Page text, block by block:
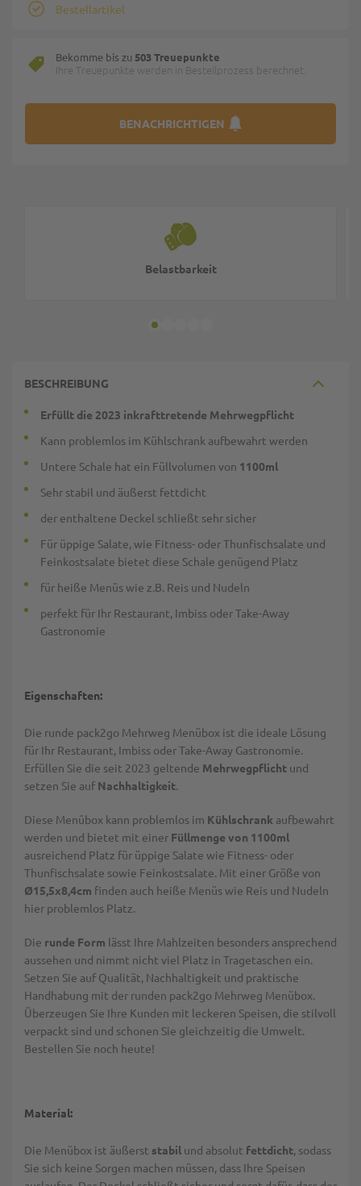
Bestellartikel
Bekomme bis zu 503 Treuepunkte
Ihre Treuepunkte werden in Bestellprozess berechnet.
BENACHRICHTIGEN
Belastbarkeit
BESCHREIBUNG
Erfüllt die 2023 inkrafttretende Mehrwegpflicht
Kann problemlos im Kühlschrank aufbewahrt werden
Untere Schale hat ein Füllvolumen von 1100ml
Sehr stabil und äußerst fettdicht
der enthaltene Deckel schließt sehr sicher
Für üppige Salate, wie Fitness- oder Thunfischsalate und
Feinkostsalate bietet diese Schale genügend Platz
für heiße Menüs wie z.B. Reis und Nudeln
perfekt für Ihr Restaurant, Imbiss oder Take-Away
Gastronomie
Eigenschaften:
Die runde pack2go Mehrweg Menübox ist die ideale Lösung
für Ihr Restaurant, Imbiss oder Take-Away Gastronomie.
Erfüllen Sie die seit 2023 geltende Mehrwegpflicht und
setzen Sie auf Nachhaltigkeit.
Diese Menübox kann problemlos im Kühlschrank aufbewahrt
werden und bietet mit einer Füllmenge von 1100ml
ausreichend Platz für üppige Salate wie Fitness- oder
Thunfischsalate sowie Feinkostsalate. Mit einer Größe von
Ø15,5x8,4cm finden auch heiße Menüs wie Reis und Nudeln
hier problemlos Platz.
Die runde Form lässt Ihre Mahlzeiten besonders ansprechend
aussehen und nimmt nicht viel Platz in Tragetaschen ein.
Setzen Sie auf Qualität, Nachhaltigkeit und praktische
Handhabung mit der runden pack2go Mehrweg Menübox.
Überzeugen Sie Ihre Kunden mit leckeren Speisen, die stilvoll
verpackt sind und schonen Sie gleichzeitig die Umwelt.
Bestellen Sie noch heute!
Material:
Die Menübox ist äußerst stabil und absolut fettdicht, sodass
Sie sich keine Sorgen machen müssen, dass Ihre Speisen